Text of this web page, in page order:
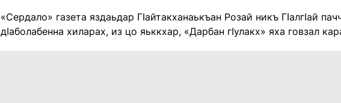
«Сердало» газета яздаьдар ГӀайтакханаькъан Розай никъ ГӀалгӀай
дӀаболабенна хиларах, из цо яьккхар, «Дарбан гӀулакх» яха говзал